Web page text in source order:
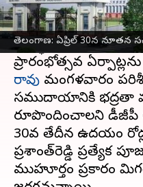
తెలంగాణ: ఏప్రిల్ 30న నూతన
ఏప్రిల్ 30నతెలంగాణ
ప్రారంభోత్సవానికి రాష్ట్ర
సన్నద్ధమవుతోంది.
ప్రారంభోత్సవ ఏర్పాట్లను
రావు మంగళవారం
సముదాయానికి భద్రతా
రూపొందించాలని డీజీపీ
30వ తేదీన ఉదయం
ప్రశాంత్‌రెడ్డి ప్రత్యేక
ముహూర్తం ప్రకారం